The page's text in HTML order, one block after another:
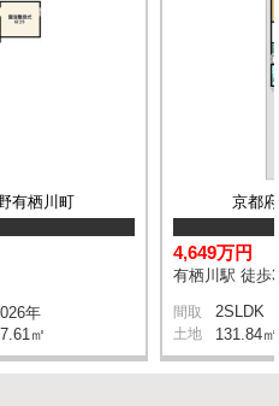
有栖川町
年
㎡
京都
4,649万円
有栖川駅 徒歩
間取 2SLDK
土地 131.84㎡